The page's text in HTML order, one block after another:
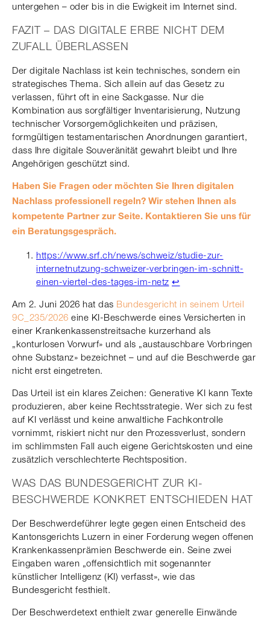
untergehen – oder bis in die Ewigkeit im Internet sind.
FAZIT – DAS DIGITALE ERBE NICHT DEM
ZUFALL ÜBERLASSEN
Der digitale Nachlass ist kein technisches, sondern ein
strategisches Thema. Sich allein auf das Gesetz zu
verlassen, führt oft in eine Sackgasse. Nur die
Kombination aus sorgfältiger Inventarisierung, Nutzung
technischer Vorsorgemöglichkeiten und präzisen,
formgültigen testamentarischen Anordnungen garantiert,
dass Ihre digitale Souveränität gewahrt bleibt und Ihre
Angehörigen geschützt sind.
Haben Sie Fragen oder möchten Sie Ihren digitalen
Nachlass professionell regeln? Wir stehen Ihnen als
kompetente Partner zur Seite. Kontaktieren Sie uns für
ein Beratungsgespräch.
https://www.srf.ch/news/schweiz/studie-zur-
internetnutzung-schweizer-verbringen-im-schnitt-
einen-viertel-des-tages-im-netz ↩︎
Am 2. Juni 2026 hat das Bundesgericht in seinem Urteil
9C_235/2026 eine KI-Beschwerde eines Versicherten in
einer Krankenkassenstreitsache kurzerhand als
„konturlosen Vorwurf» und als „austauschbare Vorbringen
ohne Substanz» bezeichnet – und auf die Beschwerde gar
nicht erst eingetreten.
Das Urteil ist ein klares Zeichen: Generative KI kann Texte
produzieren, aber keine Rechtsstrategie. Wer sich zu fest
auf KI verlässt und keine anwaltliche Fachkontrolle
vornimmt, riskiert nicht nur den Prozessverlust, sondern
im schlimmsten Fall auch eigene Gerichtskosten und eine
zusätzlich verschlechterte Rechtsposition.
WAS DAS BUNDESGERICHT ZUR KI-
BESCHWERDE KONKRET ENTSCHIEDEN HAT
Der Beschwerdeführer legte gegen einen Entscheid des
Kantonsgerichts Luzern in einer Forderung wegen offenen
Krankenkassenprämien Beschwerde ein. Seine zwei
Eingaben waren „offensichtlich mit sogenannter
künstlicher Intelligenz (KI) verfasst», wie das
Bundesgericht festhielt.
Der Beschwerdetext enthielt zwar generelle Einwände